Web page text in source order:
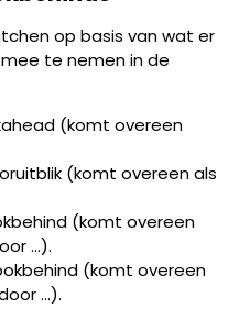
op basis van wat er
te nemen in de
(komt overeen
(komt overeen als
(komt overeen
...).
(komt overeen
...).